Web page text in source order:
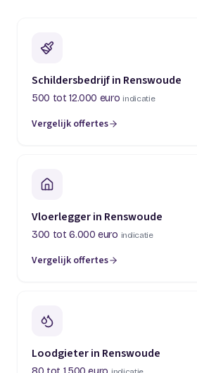
Schildersbedrijf in Renswoude
500 tot 12.000 euro indicatie
Vergelijk offertes
Vloerlegger in Renswoude
300 tot 6.000 euro indicatie
Vergelijk offertes
Loodgieter in Renswoude